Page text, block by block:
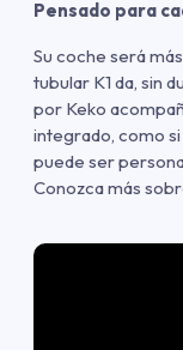
Pensado para
Su coche será
tubular K1 da, sin
por Keko
integrado, como si
puede ser
Conozca más